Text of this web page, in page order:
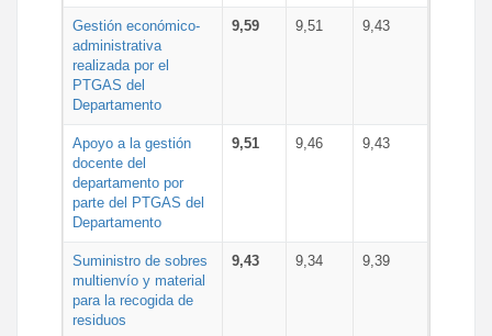
Gestión económico-
administrativa
realizada por el
PTGAS del
Departamento
9,59 9,51 9,43
Apoyo a la gestión
docente del
departamento por
parte del PTGAS del
Departamento
9,51 9,46 9,43
Suministro de sobres
multienvío y material
para la recogida de
residuos
9,43 9,34 9,39